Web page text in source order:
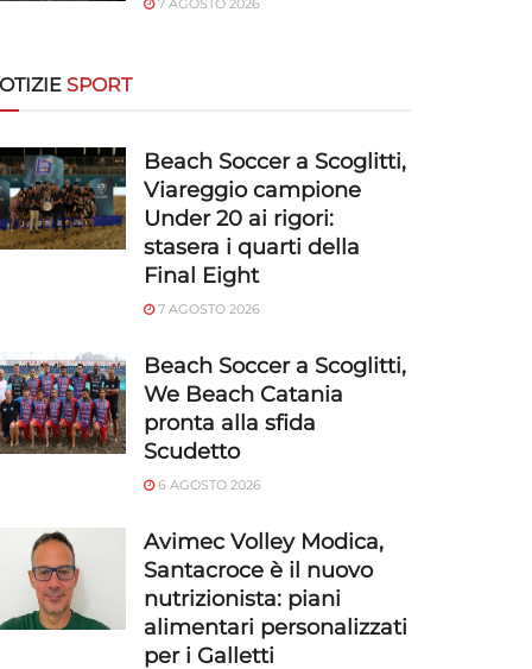
7 AGOSTO 2026
SPORT
Beach Soccer a Scoglitti,
Viareggio campione
Under 20 ai rigori:
stasera i quarti della
Final Eight
7 AGOSTO 2026
Beach Soccer a Scoglitti,
We Beach Catania
pronta alla sfida
Scudetto
6 AGOSTO 2026
Avimec Volley Modica,
Santacroce è il nuovo
nutrizionista: piani
alimentari personalizzati
per i Galletti